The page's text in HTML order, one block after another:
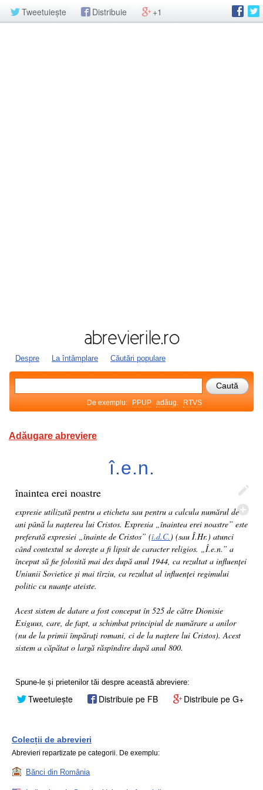
Tweetuiește Distribuie +1
Despre La întâmplare Căutări populare
De exemplu: PPUP adăug. RTVS
Adăugare abreviere
î.e.n.
înaintea erei noastre
expresie utilizată pentru a eticheta sau pentru a calcula numărul de
ani până la nașterea lui Cristos. Expresia „înaintea erei noastre” este
preferată expresiei „înainte de Cristos” (î.d.C. ) (sau Î.Hr.) atunci
când contextul se dorește a fi lipsit de caracter religios. „Î.e.n.” a
început să fie folosită mai des după anul 1944, ca rezultat a influenței
Uniunii Sovietice și mai tîrziu, ca rezultat al influenței regimului
politic cu nuanțe ateiste.
Acest sistem de datare a fost conceput în 525 de către Dionisie
Exiguus, care, de fapt, a schimbat principiul de numărare a anilor
(nu de la primii împărați romani, ci de la naștere lui Cristos). Acest
sistem a căpătat o largă răspîndire după anul 800.
Spune-le și prietenilor tăi despre această abreviere:
Tweetuiește Distribuie pe FB Distribuie pe G+
Colecții de abrevieri
Abrevieri repartizate pe categorii. De exemplu:
Bănci din România